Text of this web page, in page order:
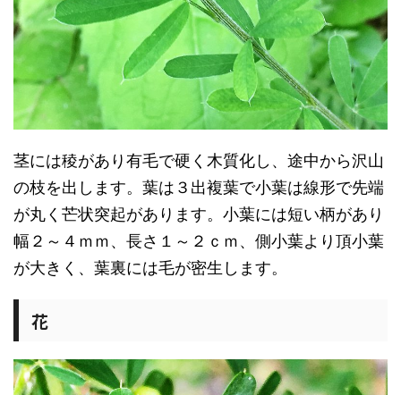
茎には稜があり有毛で硬く木質化し、途中から沢山
の枝を出します。葉は３出複葉で小葉は線形で先端
が丸く芒状突起があります。小葉には短い柄があり
幅２～４ｍｍ、長さ１～２ｃｍ、側小葉より頂小葉
が大きく、葉裏には毛が密生します。
花